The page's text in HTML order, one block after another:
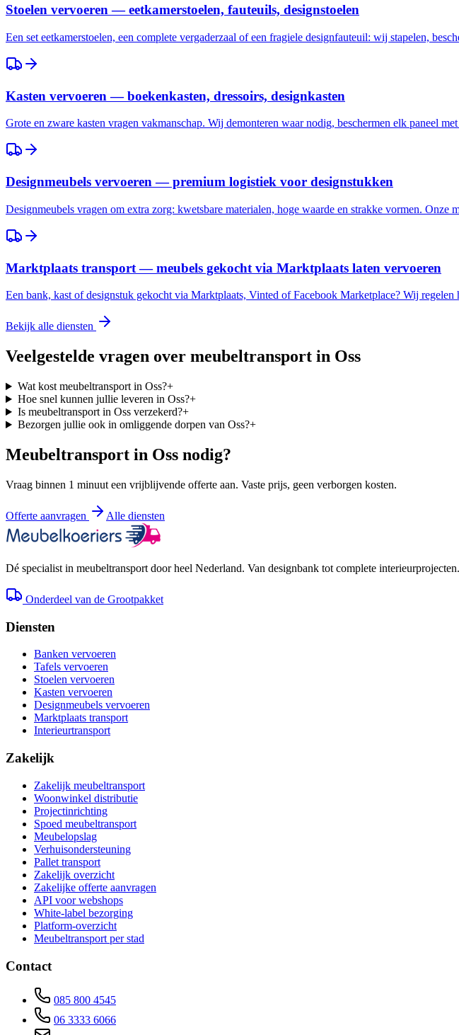
Stoelen vervoeren — eetkamerstoelen, fauteuils, designstoelen
Een set eetkamerstoelen, een complete vergaderzaal of een fragiele designfauteuil: wij stapelen,
Kasten vervoeren — boekenkasten, dressoirs, designkasten
Grote en zware kasten vragen vakmanschap. Wij demonteren waar nodig, beschermen elk paneel
Designmeubels vervoeren — premium logistiek voor designstukken
Designmeubels vragen om extra zorg: kwetsbare materialen, hoge waarde en strakke vormen. Onze
Marktplaats transport — meubels gekocht via Marktplaats laten vervoeren
Een bank, kast of designstuk gekocht via Marktplaats, Vinted of Facebook Marketplace? Wij
Bekijk alle diensten
Veelgestelde vragen over meubeltransport in Oss
Wat kost meubeltransport in Oss?+
Hoe snel kunnen jullie leveren in Oss?+
Is meubeltransport in Oss verzekerd?+
Bezorgen jullie ook in omliggende dorpen van Oss?+
Meubeltransport in Oss nodig?
Vraag binnen 1 minuut een vrijblijvende offerte aan. Vaste prijs, geen verborgen kosten.
Offerte aanvragen Alle diensten
Dé specialist in meubeltransport door heel Nederland. Van designbank tot complete interieurprojecten.
Onderdeel van de Grootpakket
Diensten
Banken vervoeren
Tafels vervoeren
Stoelen vervoeren
Kasten vervoeren
Designmeubels vervoeren
Marktplaats transport
Interieurtransport
Zakelijk
Zakelijk meubeltransport
Woonwinkel distributie
Projectinrichting
Spoed meubeltransport
Meubelopslag
Verhuisondersteuning
Pallet transport
Zakelijk overzicht
Zakelijke offerte aanvragen
API voor webshops
White-label bezorging
Platform-overzicht
Meubeltransport per stad
Contact
085 800 4545
06 3333 6066